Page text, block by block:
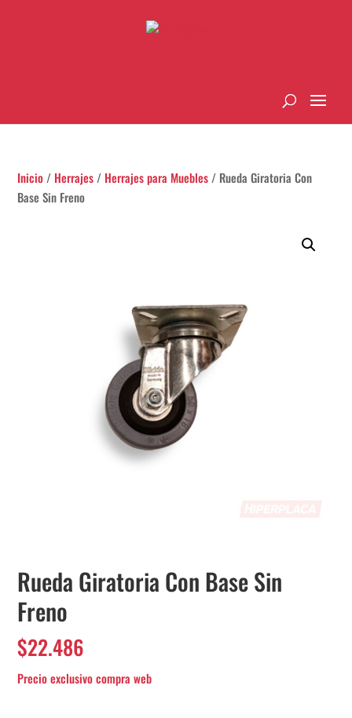
Inicio / Herrajes / Herrajes para Muebles / Rueda Giratoria Con
Base Sin Freno
Rueda Giratoria Con Base Sin
Freno
$22.486